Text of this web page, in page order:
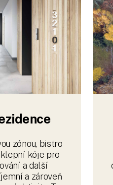
zónou, bistro
kóje pro
a další
a zároveň
aktivity. To
od
komfortně.